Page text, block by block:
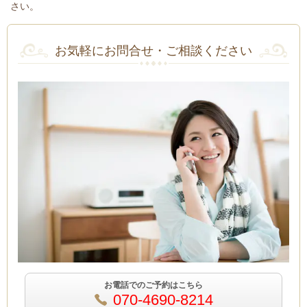
さい。
お気軽にお問合せ・ご相談ください
お電話でのご予約はこちら
070-4690-8214